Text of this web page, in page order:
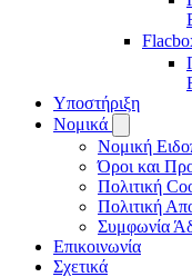
Υποστήριξη
Νομικά
Νομική
Όροι και
Πολιτική
Πολιτική
Συμφωνία
Επικοινωνία
Σχετικά